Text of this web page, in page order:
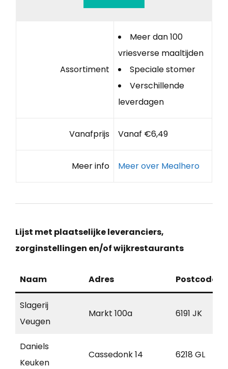
Assortiment
Meer dan 100
vriesverse maaltijden
Speciale stomer
Verschillende
leverdagen
Vanafprijs Vanaf €6,49
Meer info Meer over Mealhero
Lijst met plaatselijke leveranciers,
zorginstellingen en/of wijkrestaurants
Naam Adres Postcode
Slagerij
Veugen
Markt 100a 6191 JK
Daniels
Keuken
Cassedonk 14 6218 GL